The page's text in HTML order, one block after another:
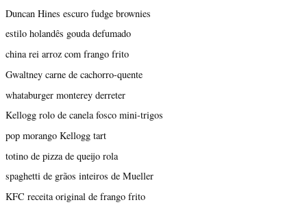
Duncan Hines escuro fudge brownies
estilo holandês gouda defumado
china rei arroz com frango frito
Gwaltney carne de cachorro-quente
whataburger monterey derreter
Kellogg rolo de canela fosco mini-trigos
pop morango Kellogg tart
totino de pizza de queijo rola
spaghetti de grãos inteiros de Mueller
KFC receita original de frango frito